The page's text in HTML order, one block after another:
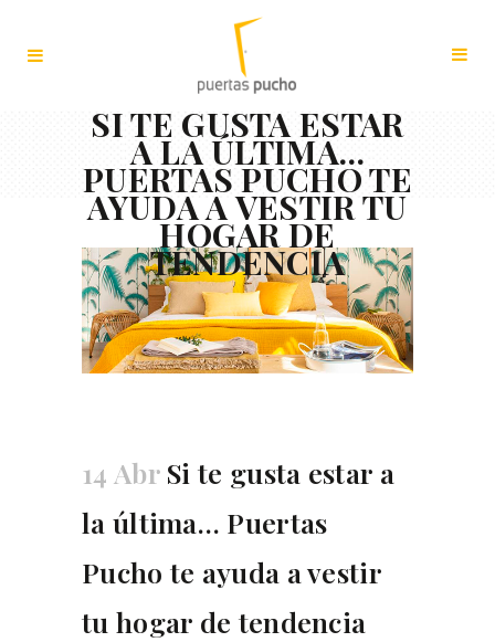
SI TE GUSTA ESTAR
A LA ÚLTIMA…
PUERTAS PUCHO TE
AYUDA A VESTIR TU
HOGAR DE
TENDENCIA
14 AbrSi te gusta estar a
la última… Puertas
Pucho te ayuda a vestir
tu hogar de tendencia